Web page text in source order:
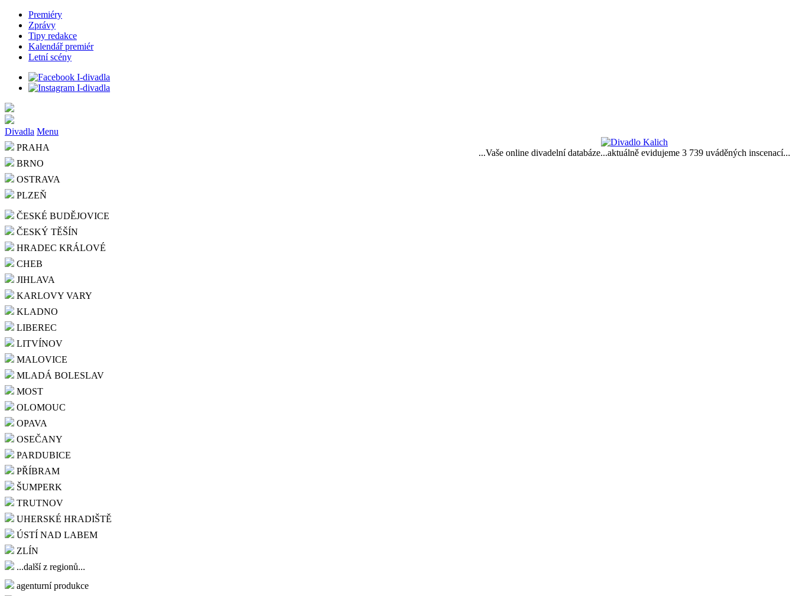
Premiéry
Zprávy
Tipy redakce
Kalendář premiér
Letní scény
Divadla Menu
...Vaše online divadelní databáze...aktuálně evidujeme 3 739 uváděných inscenací...
PRAHA
BRNO
OSTRAVA
PLZEŇ
ČESKÉ BUDĚJOVICE
ČESKÝ TĚŠÍN
HRADEC KRÁLOVÉ
CHEB
JIHLAVA
KARLOVY VARY
KLADNO
LIBEREC
LITVÍNOV
MALOVICE
MLADÁ BOLESLAV
MOST
OLOMOUC
OPAVA
OSEČANY
PARDUBICE
PŘÍBRAM
ŠUMPERK
TRUTNOV
UHERSKÉ HRADIŠTĚ
ÚSTÍ NAD LABEM
ZLÍN
...další z regionů...
agenturní produkce